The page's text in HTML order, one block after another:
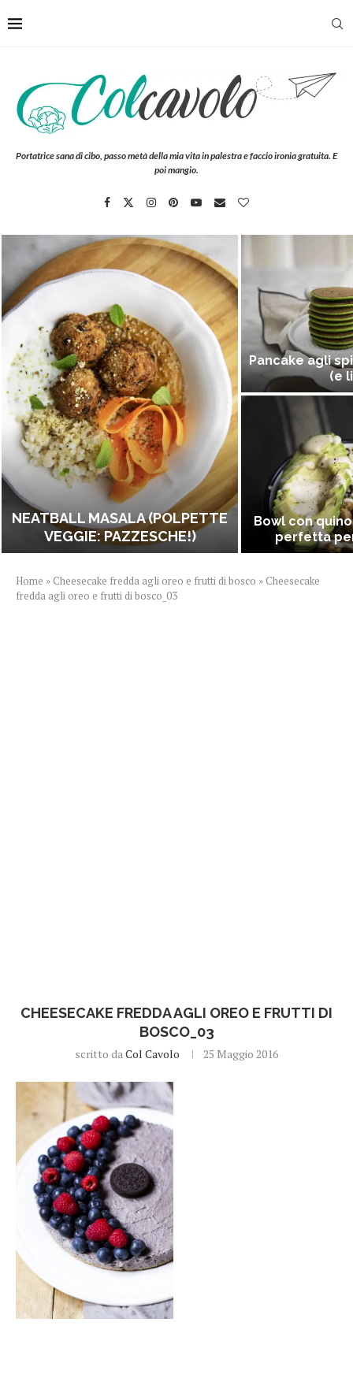
Portatrice sana di cibo, passo metà della mia vita in palestra e faccio ironia gratuita. E
poi mangio.
NEATBALL MASALA (POLPETTE
VEGGIE: PAZZESCHE!)
Pancake agli
(e
Bowl con
perfetta
Home » Cheesecake fredda agli oreo e frutti di bosco » Cheesecake
fredda agli oreo e frutti di bosco_03
CHEESECAKE FREDDA AGLI OREO E FRUTTI DI
BOSCO_03
scritto daCol Cavolo 25 Maggio 2016